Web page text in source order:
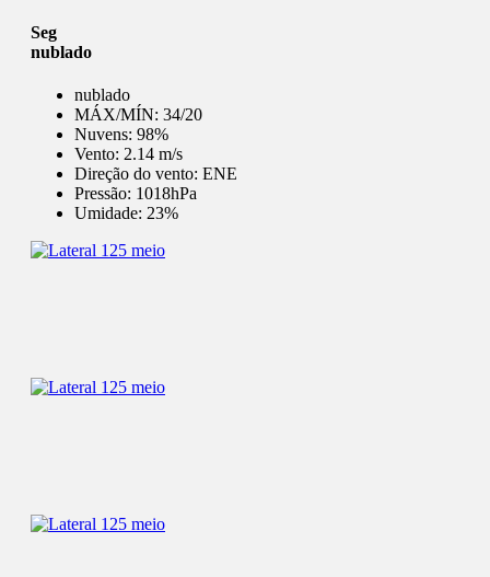
Seg
nublado
nublado
MÁX/MÍN: 34/20
Nuvens: 98%
Vento: 2.14 m/s
Direção do vento: ENE
Pressão: 1018hPa
Umidade: 23%